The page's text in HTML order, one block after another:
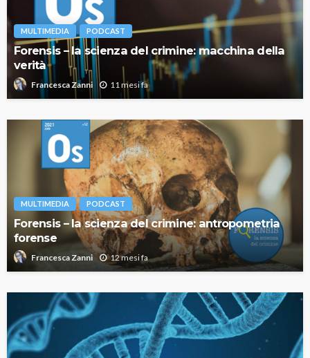
MULTIMEDIA PODCAST
Forensis – la scienza del crimine: macchina della
verità
Francesca Zanni 11 mesi fa
MULTIMEDIA PODCAST
Forensis – la scienza del crimine: antropometria
forense
Francesca Zanni 12 mesi fa